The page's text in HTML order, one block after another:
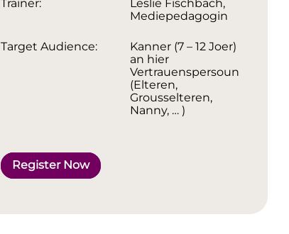
Trainer:
Leslie Fischbach,
Mediepedagogin
Target Audience:
Kanner (7 – 12 Joer)
an hier
Vertrauenspersoun
(Elteren,
Grousselteren,
Nanny, … )
Register Now